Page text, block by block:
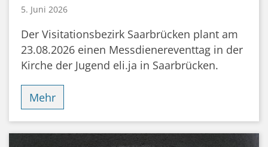
5. Juni 2026
Der Visitationsbezirk Saarbrücken plant am
23.08.2026 einen Messdienereventtag in der
Kirche der Jugend eli.ja in Saarbrücken.
Mehr